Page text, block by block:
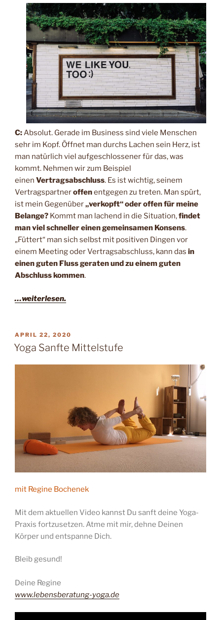
C:Absolut. Gerade im Business sind viele Menschen
sehr im Kopf. Öffnet man durchs Lachen sein Herz, ist
man natürlich viel aufgeschlossener für das, was
kommt. Nehmen wir zum Beispiel
einen Vertragsabschluss. Es ist wichtig, seinem
Vertragspartneroffenentgegen zu treten. Man spürt,
ist mein Gegenüber„verkopft“ oder offen für meine
Belange? Kommt man lachend in die Situation,findet
man viel schneller einen gemeinsamen Konsens.
„Füttert“ man sich selbst mit positiven Dingen vor
einem Meeting oder Vertragsabschluss, kann das in
einen guten Fluss geraten und zu einem guten
Abschluss kommen.
…weiterlesen.
VERÖFFENTLICHT
AM
APRIL 22, 2020
Yoga Sanfte Mittelstufe
mit Regine Bochenek
Mit dem aktuellen Video kannst Du sanft deine Yoga-
Praxis fortzusetzen. Atme mit mir, dehne Deinen
Körper und entspanne Dich.
Bleib gesund!
Deine Regine
www.lebensberatung-yoga.de